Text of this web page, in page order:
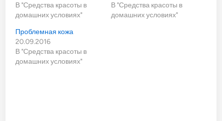
В "Средства красоты в
домашних условиях"
В "Средства красоты в
домашних условиях"
Проблемная кожа
20.09.2016
В "Средства красоты в
домашних условиях"